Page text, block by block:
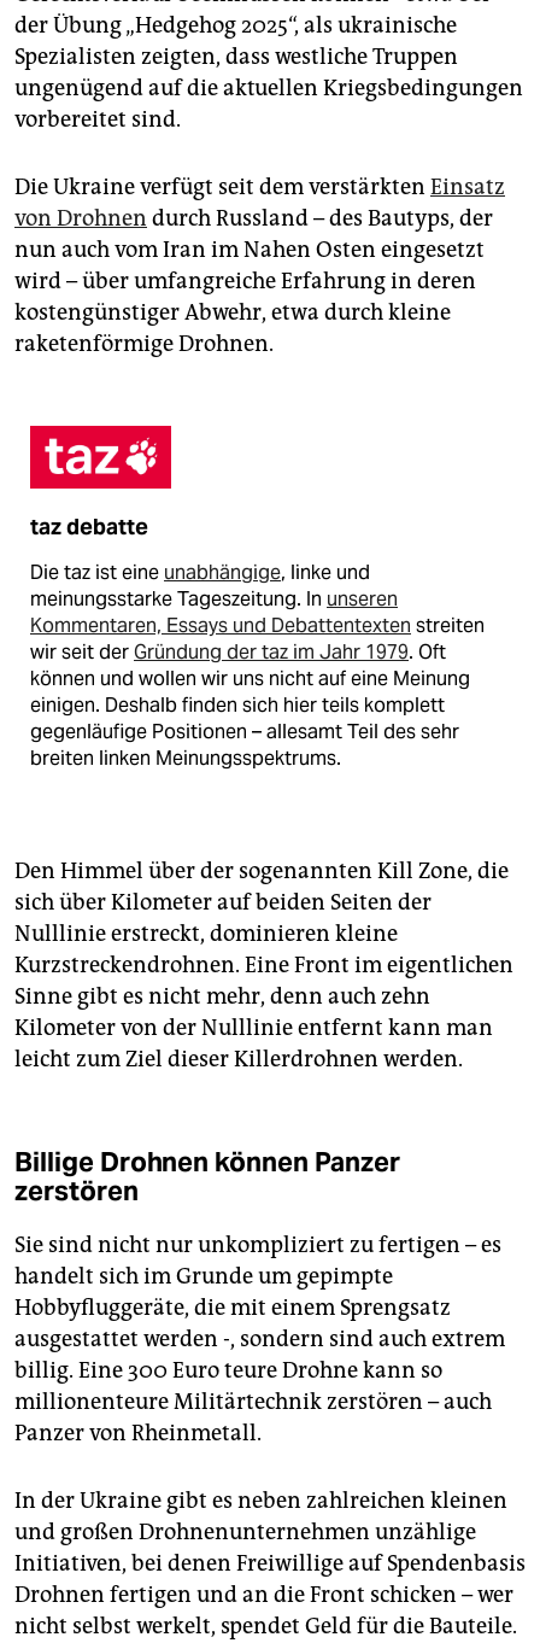
der Übung „Hedgehog 2025“, als ukrainische
Spezialisten zeigten, dass westliche Truppen
ungenügend auf die aktuellen Kriegsbedingungen
vorbereitet sind.
Die Ukraine verfügt seit dem verstärkten Einsatz
von Drohnen durch Russland – des Bautyps, der
nun auch vom Iran im Nahen Osten eingesetzt
wird – über umfangreiche Erfahrung in deren
kostengünstiger Abwehr, etwa durch kleine
raketenförmige Drohnen.
taz debatte
Die taz ist eine unabhängige, linke und
meinungsstarke Tageszeitung. In unseren
Kommentaren, Essays und Debattentexten streiten
wir seit derGründung der taz im Jahr 1979. Oft
können und wollen wir uns nicht auf eine Meinung
einigen. Deshalb finden sich hier teils komplett
gegenläufige Positionen – allesamt Teil des sehr
breiten linken Meinungsspektrums.
Den Himmel über der sogenannten Kill Zone, die
sich über Kilometer auf beiden Seiten der
Nulllinie erstreckt, dominieren kleine
Kurzstreckendrohnen. Eine Front im eigentlichen
Sinne gibt es nicht mehr, denn auch zehn
Kilometer von der Nulllinie entfernt kann man
leicht zum Ziel dieser Killerdrohnen werden.
Billige Drohnen können Panzer
zerstören
Sie sind nicht nur unkompliziert zu fertigen – es
handelt sich im Grunde um gepimpte
Hobbyfluggeräte, die mit einem Sprengsatz
ausgestattet werden -, sondern sind auch extrem
billig. Eine 300 Euro teure Drohne kann so
millionenteure Militärtechnik zerstören – auch
Panzer von Rheinmetall.
In der Ukraine gibt es neben zahlreichen kleinen
und großen Drohnenunternehmen unzählige
Initiativen, bei denen Freiwillige auf Spendenbasis
Drohnen fertigen und an die Front schicken – wer
nicht selbst werkelt, spendet Geld für die Bauteile.